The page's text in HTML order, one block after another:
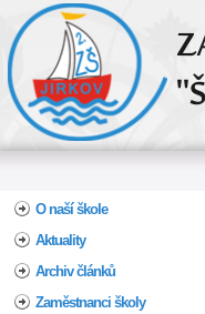
O naší škole
Aktuality
Archiv článků
Zaměstnanci školy